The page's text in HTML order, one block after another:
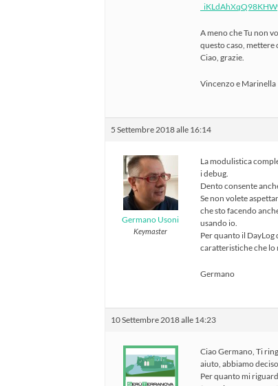
A meno che Tu non
questo caso,
Ciao, grazie.
Vincenzo e Marinella
5 Settembre 2018 alle 16:14
Germano Usoni
Keymaster
La modulistica
i debug.
Dento consente
Se non volete
che sto facendo
usando io.
Per quanto il DayLog
caratteristiche che lo
Germano
10 Settembre 2018 alle 14:23
Ciao Germano, Ti
aiuto, abbiamo
Per quanto mi